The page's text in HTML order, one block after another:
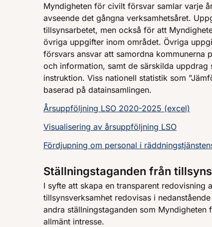
Myndigheten för civilt försvar samlar varje
avseende det gångna verksamhetsåret.
tillsynsarbetet, men också för att
övriga uppgifter inom området. Övriga
försvars ansvar att samordna kommunerna
och information, samt de särskilda
instruktion. Viss nationell statistik som
baserad på datainsamlingen.
Årsuppföljning LSO 2020-2025 (excel)
Visualisering av årsuppföljning LSO
Fördjupning om personal i
Ställningstaganden från
I syfte att skapa en transparent
tillsynsverksamhet redovisas i
andra ställningstaganden som
allmänt intresse.